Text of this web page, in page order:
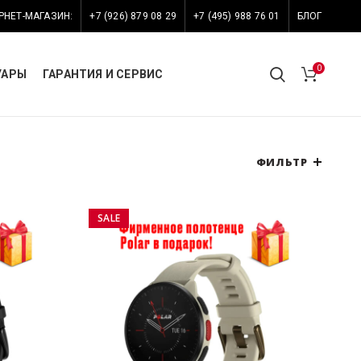
МАГАЗИН: +7 (926) 879 08 29 +7 (495) 988 76 01 БЛОГ
ГАРАНТИЯ И СЕРВИС 0
ФИЛЬТР
SALE